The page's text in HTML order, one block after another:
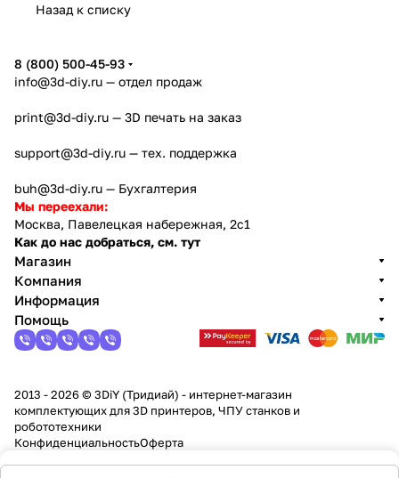
4
Creator
Назад к списку
8 (800) 500-45-93
info@3d-diy.ru — отдел продаж
print@3d-diy.ru — 3D печать на заказ
support@3d-diy.ru — тех. поддержка
buh@3d-diy.ru — Бухгалтерия
Мы переехали:
Москва, Павелецкая набережная, 2с1
Как до нас добраться, см. тут
Магазин
Компания
Информация
Помощь
2013 - 2026 © 3DiY (Тридиай) - интернет-магазин
комплектующих для 3D принтеров, ЧПУ станков и
робототехники
КонфиденциальностьОферта